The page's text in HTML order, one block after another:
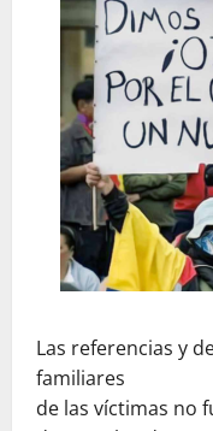
Las referencias y
familiares
de las víctimas no